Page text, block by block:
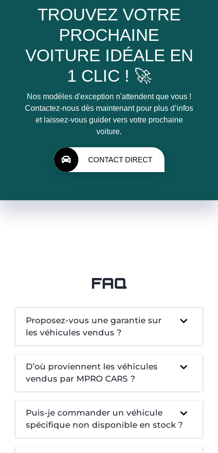
TROUVEZ VOTRE
PROCHAINE
VOITURE IDÉALE EN
1 CLIC ! 🚀
Nos modèles d'exception n'attendent que vous !
Contactez-nous dès maintenant pour plus d’infos
et laissez-vous guider vers votre prochaine
voiture.
CONTACT DIRECT
FAQ
Proposez-vous une garantie sur
les véhicules vendus ?
D’où proviennent les véhicules
vendus par MPRO CARS ?
Puis-je commander un véhicule
spécifique non disponible en stock ?